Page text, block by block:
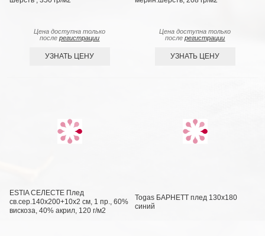
Цена доступна только
послерегистрации
УЗНАТЬ ЦЕНУ
Цена доступна только
послерегистрации
УЗНАТЬ ЦЕНУ
ESTIA СЕЛЕСТЕ Плед
св.сер.140х200+10х2 см, 1 пр., 60%
вискоза, 40% акрил, 120 г/м2
Togas БАРНЕТТ плед 130х180
синий